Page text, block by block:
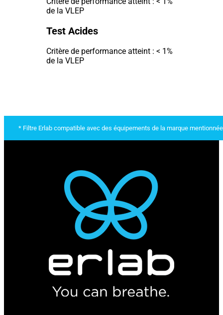
de la VLEP
Test Acides
Critère de performance atteint : < 1%
de la VLEP
* Filtre Erlab compatible avec des équipements de la marque